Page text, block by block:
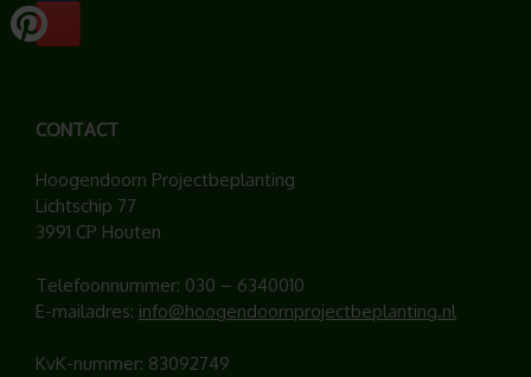
CONTACT
Hoogendoorn Projectbeplanting
Lichtschip 77
3991 CP Houten
Telefoonnummer: 030 – 6340010
E-mailadres: info@hoogendoornprojectbeplanting.nl
KvK-nummer: 83092749